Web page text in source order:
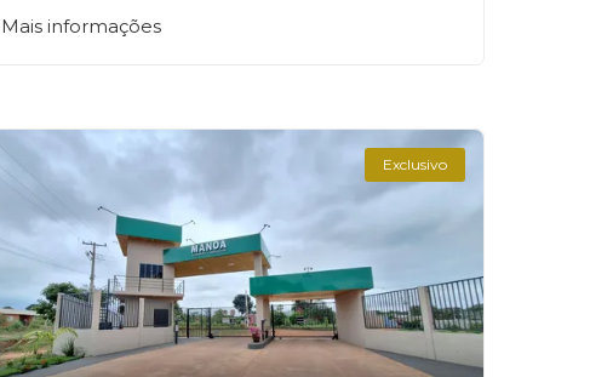
Mais informações
Exclusivo